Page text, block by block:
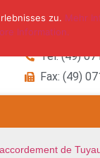
Tel: (49)
Fax: (49)
de
zu. Mehr
Information.